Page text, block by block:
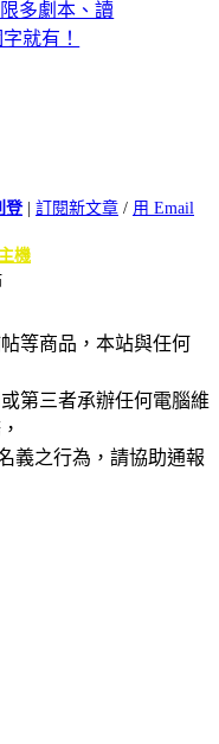
多劇本、讀
就有！
登| 訂閱新文章 / 用 Email
機
等商品，本站與任何
第三者承辦任何電腦維
義之行為，請協助通報